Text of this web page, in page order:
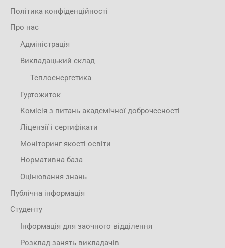
Політика конфіденційності
Про нас
Адміністрація
Викладацький склад
Теплоенергетика
Гуртожиток
Комісія з питань академічної доброчесності
Ліцензії і сертифікати
Моніторинг якості освіти
Нормативна база
Оцінювання знань
Публічна інформація
Студенту
Інформація для заочного відділення
Розклад занять викладачів